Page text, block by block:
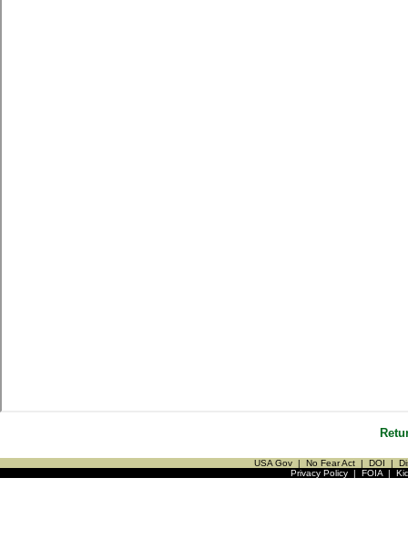
USA Gov | No Fear Act | DOI |
Privacy Policy| FOIA|